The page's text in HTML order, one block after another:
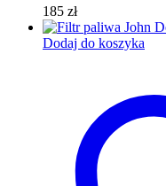
185 zł
Dodaj do koszyka